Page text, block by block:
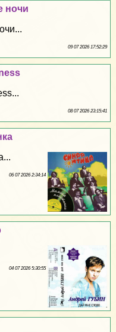
ночи
09 07 2026 17:52:29
08 07 2026 23:15:41
06 07 2026 2:34:14
04 07 2026 5:30:55